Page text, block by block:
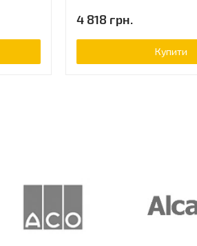
4 818 грн.
Купити